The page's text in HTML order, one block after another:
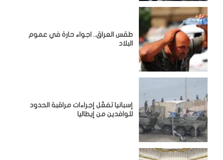
طقس العراق.. اجواء حارة في عموم
البلاد
إسبانيا تفعّل إجراءات مراقبة الحدود
للوافدين من إيطاليا